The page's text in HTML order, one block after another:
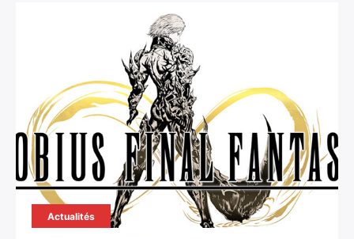
Actualités